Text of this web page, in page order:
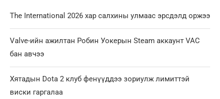
The International 2026 хар салхины улмаас эрсдэлд оржээ
Valve-ийн ажилтан Робин Уокерын Steam аккаунт VAC
бан авчээ
Хятадын Dota 2 клуб фенүүддээ зориулж лимиттэй
виски гаргалаа